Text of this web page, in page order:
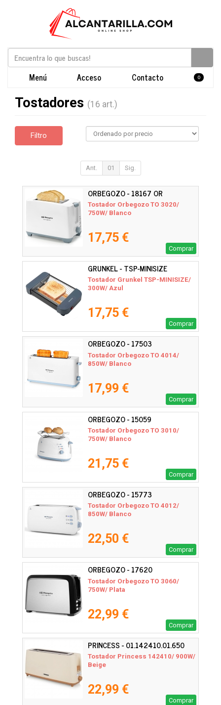
Menú Acceso Contacto 0
Tostadores (16 art.)
Filtro
Ant. 01 Sig.
ORBEGOZO - 18167 OR
Tostador Orbegozo TO 3020/
750W/ Blanco
17,75 €
Comprar
GRUNKEL - TSP-MINISIZE
Tostador Grunkel TSP-MINISIZE/
300W/ Azul
17,75 €
Comprar
ORBEGOZO - 17503
Tostador Orbegozo TO 4014/
850W/ Blanco
17,99 €
Comprar
ORBEGOZO - 15059
Tostador Orbegozo TO 3010/
750W/ Blanco
21,75 €
Comprar
ORBEGOZO - 15773
Tostador Orbegozo TO 4012/
850W/ Blanco
22,50 €
Comprar
ORBEGOZO - 17620
Tostador Orbegozo TO 3060/
750W/ Plata
22,99 €
Comprar
PRINCESS - 01.142410.01.650
Tostador Princess 142410/ 900W/
Beige
22,99 €
Comprar